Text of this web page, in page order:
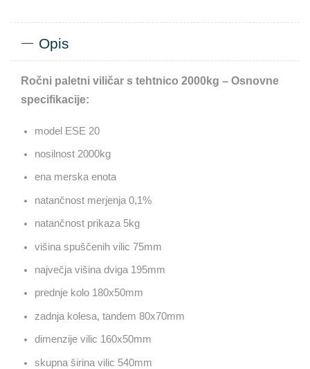
Opis
Ročni paletni viličar s tehtnico 2000kg – Osnovne
specifikacije:
model ESE 20
nosilnost 2000kg
ena merska enota
natančnost merjenja 0,1%
natančnost prikaza 5kg
višina spuščenih vilic 75mm
največja višina dviga 195mm
prednje kolo 180x50mm
zadnja kolesa, tandem 80x70mm
dimenzije vilic 160x50mm
skupna širina vilic 540mm